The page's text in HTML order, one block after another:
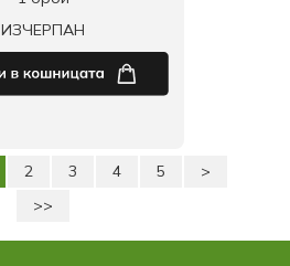
ИЗЧЕРПАН
2 3 4 5
>
>>